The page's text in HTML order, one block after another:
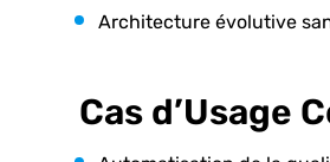
Architecture évolutive
Cas d’Usage